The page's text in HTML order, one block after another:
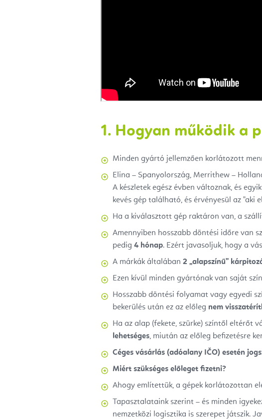
1. Hogyan működik a
Minden gyártó jellemzően korlátozott
Elina – Spanyolország, Merrithew –
A készletek egész évben változnak, és
kevés gép található, és érvényesül az "aki
Ha a kiválasztott gép raktáron van, a
Amennyiben hosszabb döntési időre van
pedig 4 hónap. Ezért javasoljuk, hogy a
A márkák általában 2 „alapszínű”
Ezen kívül minden gyártónak van saját
Hosszabb döntési folyamat vagy egyedi
bekerülés után ez az előleg nem
Ha az alap (fekete, szürke) színtől eltérőt
lehetséges, miután az előleg befizetésre
Céges vásárlás (adóalany IČO) esetén
Miért szükséges előleget fizetni?
Ahogy említettük, a gépek korlátozottan
Tapasztalataink szerint – és minden
nemzetközi logisztika is szerepet játszik.